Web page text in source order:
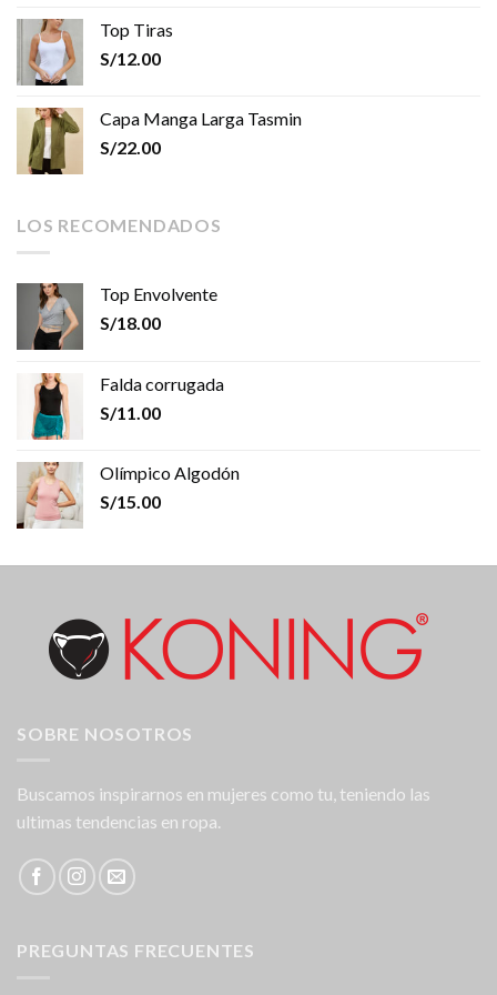
Top Tiras
S/12.00
Capa Manga Larga Tasmin
S/22.00
LOS RECOMENDADOS
Top Envolvente
S/18.00
Falda corrugada
S/11.00
Olímpico Algodón
S/15.00
SOBRE NOSOTROS
Buscamos inspirarnos en mujeres como tu, teniendo las
ultimas tendencias en ropa.
PREGUNTAS FRECUENTES